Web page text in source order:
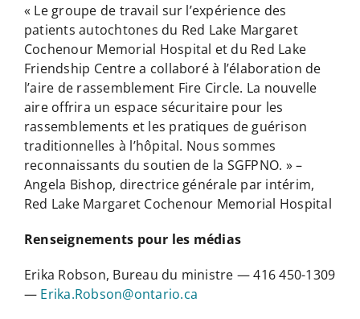
« Le groupe de travail sur l’expérience des
patients autochtones du Red Lake Margaret
Cochenour Memorial Hospital et du Red Lake
Friendship Centre a collaboré à l’élaboration de
l’aire de rassemblement Fire Circle. La nouvelle
aire offrira un espace sécuritaire pour les
rassemblements et les pratiques de guérison
traditionnelles à l’hôpital. Nous sommes
reconnaissants du soutien de la SGFPNO. » –
Angela Bishop, directrice générale par intérim,
Red Lake Margaret Cochenour Memorial Hospital
Renseignements pour les médias
Erika Robson, Bureau du ministre — 416 450-1309
— Erika.Robson@ontario.ca